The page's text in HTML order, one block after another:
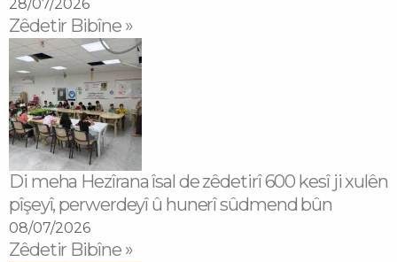
28/07/2026
Zêdetir Bibîne »
Di meha Hezîrana îsal de zêdetirî 600 kesî ji xulên
pîşeyî, perwerdeyî û hunerî sûdmend bûn
08/07/2026
Zêdetir Bibîne »